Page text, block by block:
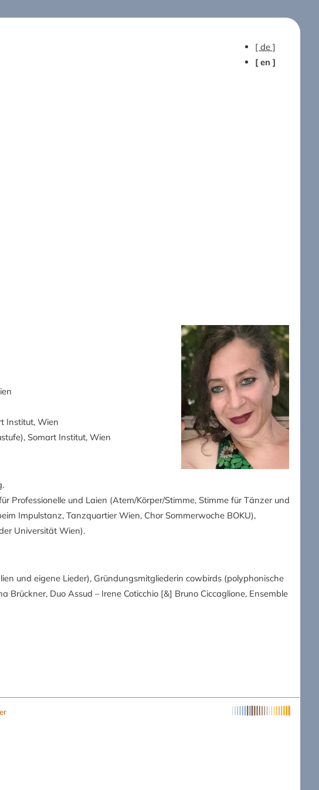
[ de ]
[ en ]
Institut, Wien
Somart Institut, Wien
Professionelle und Laien (Atem/Körper/Stimme, Stimme für Tänzer und
Impulstanz, Tanzquartier Wien, Chor Sommerwoche BOKU),
Universität Wien).
und eigene Lieder), Gründungsmitgliederin cowbirds (polyphonische
Brückner, Duo Assud – Irene Coticchio [&] Bruno Ciccaglione, Ensemble